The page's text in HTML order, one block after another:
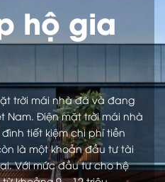
hộ gia
trời mái nhà đã và đang
Nam. Điện mặt trời mái nhà
tiết kiệm chi phí tiền
là một khoản đầu tư tài
Với mức đầu tư cho hệ